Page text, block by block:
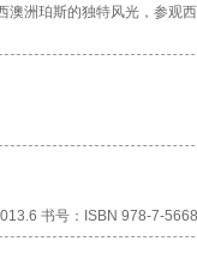
澳洲珀斯的独特风光，参观
书号：ISBN 978-7-